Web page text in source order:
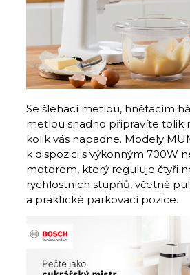
Se šlehací metlou, hnětacím
metlou snadno připravíte tolik
kolik vás napadne. Modely
k dispozici s výkonným 700W
motorem, který reguluje čtyři
rychlostních stupňů, včetně
a praktické parkovací pozice.